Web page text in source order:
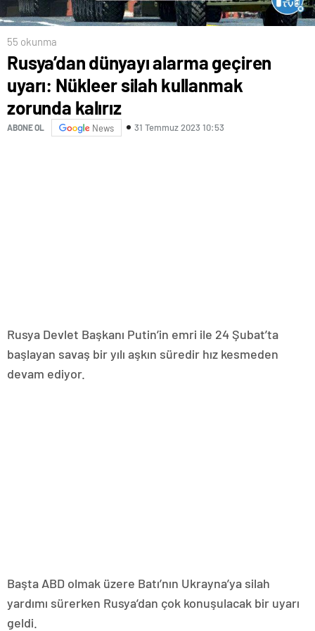
55 okunma
Rusya’dan dünyayı alarma geçiren
uyarı: Nükleer silah kullanmak
zorunda kalırız
ABONE OL News 31 Temmuz 2023 10:53
Rusya Devlet Başkanı Putin’in emri ile 24 Şubat’ta
başlayan savaş bir yılı aşkın süredir hız kesmeden
devam ediyor.
Başta ABD olmak üzere Batı’nın Ukrayna’ya silah
yardımı sürerken Rusya’dan çok konuşulacak bir uyarı
geldi.